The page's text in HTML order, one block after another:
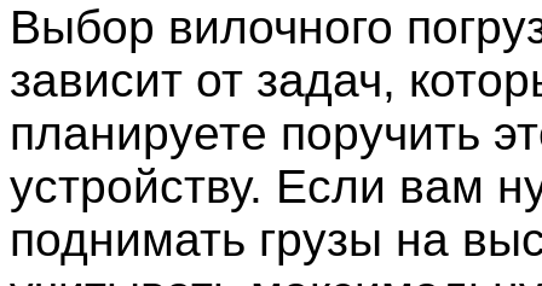
Выбор вилочного
зависит от задач,
планируете поручить
устройству. Если вам
поднимать грузы на